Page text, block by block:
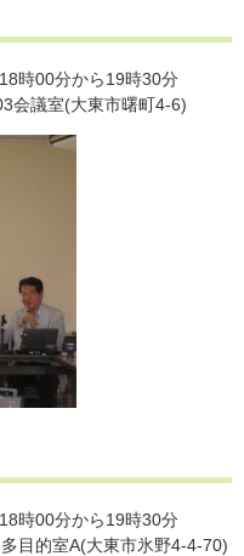
時00分から19時30分
会議室(大東市曙町4-6)
時00分から19時30分
目的室A(大東市氷野4-4-70)